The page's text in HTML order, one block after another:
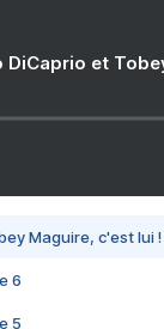
DiCaprio et
Maguire, c'est lui
6
5